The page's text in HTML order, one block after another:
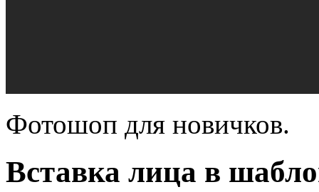
Фотошоп для новичков.
Вставка лица в